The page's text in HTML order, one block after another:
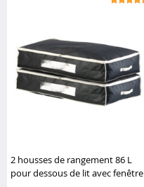
2 housses de rangement 86 L
pour dessous de lit avec fenêtre